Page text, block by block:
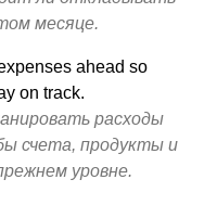
месяце.
ahead so
on track.
расходы
счета, продукты и
уровне.